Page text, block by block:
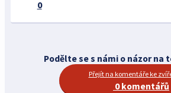
0
Podělte se s námi o názor
Přejít na komentáře ke
0 komentářů